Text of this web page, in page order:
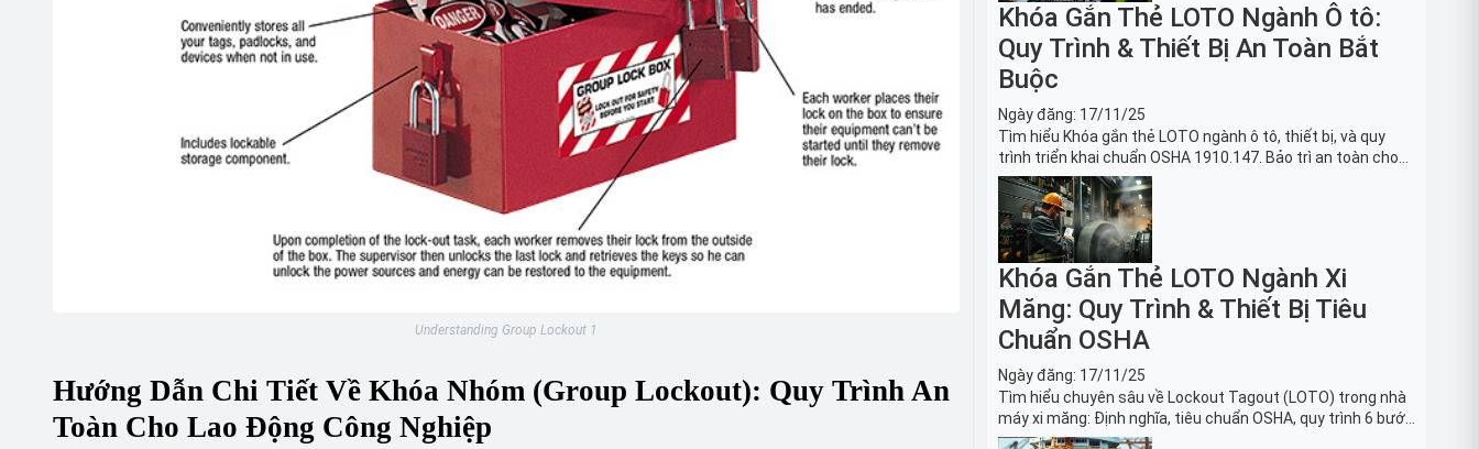
Understanding Group Lockout 1
Hướng Dẫn Chi Tiết Về Khóa Nhóm (Group Lockout): Quy Trình An
Toàn Cho Lao Động Công Nghiệp
Khóa Gắn Thẻ LOTO Ngành Ô tô:
Quy Trình & Thiết Bị An Toàn Bắt
Buộc
Ngày đăng: 17/11/25
Tìm hiểu Khóa gắn thẻ LOTO ngành ô tô, thiết bị, và quy
trình triển khai chuẩn OSHA 1910.147. Bảo trì an toàn cho
robot, băng tải sản xuất ô tô và dây chuyền lắp ráp xe hơi.
Khóa Gắn Thẻ LOTO Ngành Xi
Măng: Quy Trình & Thiết Bị Tiêu
Chuẩn OSHA
Ngày đăng: 17/11/25
Tìm hiểu chuyên sâu về Lockout Tagout (LOTO) trong nhà
máy xi măng: Định nghĩa, tiêu chuẩn OSHA, quy trình 6 bước
và danh sách thiết bị LOTO thiết yếu. Giải pháp bảo trì lò